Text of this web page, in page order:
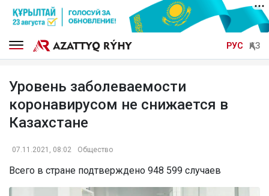
РУС ҚАЗ
Уровень заболеваемости
коронавирусом не снижается в
Казахстане
07.11.2021, 08:02 Общество
Всего в стране подтверждено 948 599 случаев